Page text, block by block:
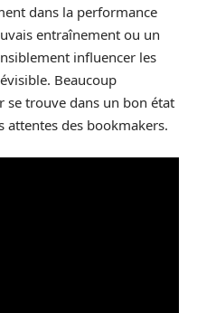
dans la performance
entraînement ou un
influencer les
Beaucoup
se trouve dans un bon état
attentes des bookmakers.